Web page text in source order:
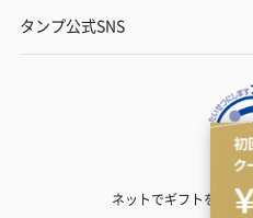
タンプ公式SNS
ネットでギフトを贈る